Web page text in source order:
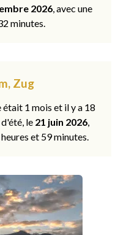
2026, avec une
minutes.
Zug
était 1 mois et il y a 18
le 21 juin 2026,
et 59 minutes.